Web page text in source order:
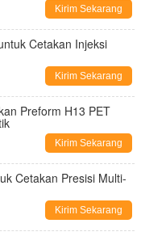
Kirim Sekarang
Cetakan Injeksi
Kirim Sekarang
Preform H13 PET
Kirim Sekarang
Cetakan Presisi Multi-
Kirim Sekarang